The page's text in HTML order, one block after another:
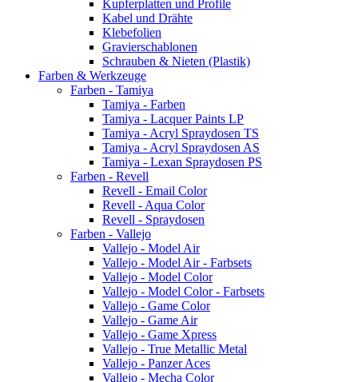
Kupferplatten und Profile
Kabel und Drähte
Klebefolien
Gravierschablonen
Schrauben & Nieten (Plastik)
Farben & Werkzeuge
Farben - Tamiya
Tamiya - Farben
Tamiya - Lacquer Paints LP
Tamiya - Acryl Spraydosen TS
Tamiya - Acryl Spraydosen AS
Tamiya - Lexan Spraydosen PS
Farben - Revell
Revell - Email Color
Revell - Aqua Color
Revell - Spraydosen
Farben - Vallejo
Vallejo - Model Air
Vallejo - Model Air - Farbsets
Vallejo - Model Color
Vallejo - Model Color - Farbsets
Vallejo - Game Color
Vallejo - Game Air
Vallejo - Game Xpress
Vallejo - True Metallic Metal
Vallejo - Panzer Aces
Vallejo - Mecha Color